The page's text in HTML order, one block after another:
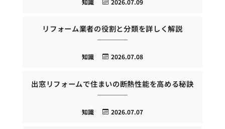
リフォーム業者の役割と分類を詳しく解説
2026.07.08
知識
出窓リフォームで住まいの断熱性能を高める秘訣
2026.07.07
知識